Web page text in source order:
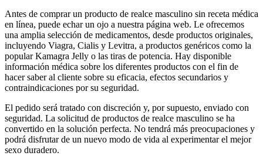
Antes de comprar un producto de realce masculino sin receta médica
en línea, puede echar un ojo a nuestra página web. Le ofrecemos
una amplia selección de medicamentos, desde productos originales,
incluyendo Viagra, Cialis y Levitra, a productos genéricos como la
popular Kamagra Jelly o las tiras de potencia. Hay disponible
información médica sobre los diferentes productos con el fin de
hacer saber al cliente sobre su eficacia, efectos secundarios y
contraindicaciones por su seguridad.
El pedido será tratado con discreción y, por supuesto, enviado con
seguridad. La solicitud de productos de realce masculino se ha
convertido en la solución perfecta. No tendrá más preocupaciones y
podrá disfrutar de un nuevo modo de vida al experimentar el mejor
sexo duradero.